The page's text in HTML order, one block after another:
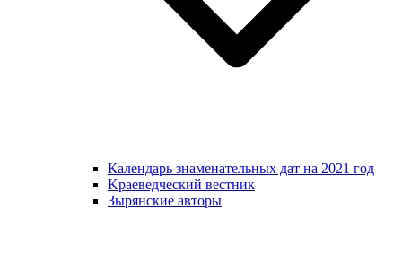
Календарь знаменательных дат на 2021 год
Kраеведческий вестник
Зырянские авторы